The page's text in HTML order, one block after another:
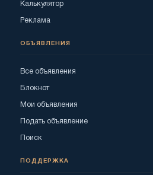
Калькулятор
Реклама
ОБЪЯВЛЕНИЯ
Все объявления
Блокнот
Мои объявления
Подать объявление
Поиск
ПОДДЕРЖКА